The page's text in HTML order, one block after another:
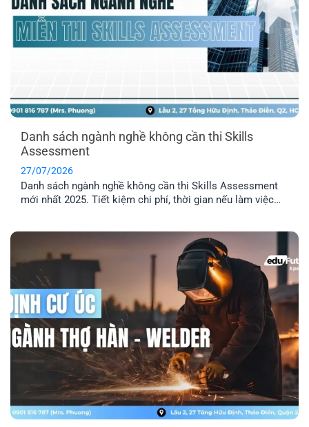
Danh sách ngành nghề không cần thi Skills
Assessment
27/07/2026
Danh sách ngành nghề không cần thi Skills Assessment
mới nhất 2025. Tiết kiệm chi phí, thời gian nếu làm việc